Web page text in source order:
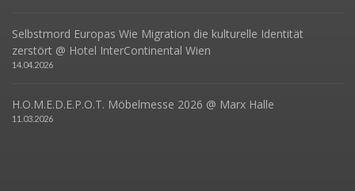
Selbstmord Europas Wie Migration die kulturelle Identität
zerstört @ Hotel InterContinental Wien
14.04.2026
H.O.M.E.D.E.P.O.T. Möbelmesse 2026 @ Marx Halle
11.03.2026